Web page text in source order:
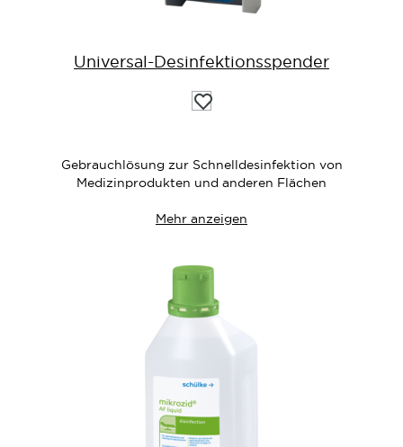
Universal-Desinfektionsspender
Auf
die
Gebrauchlösung zur Schnelldesinfektion von
Medizinprodukten und anderen Flächen
Mehr anzeigen